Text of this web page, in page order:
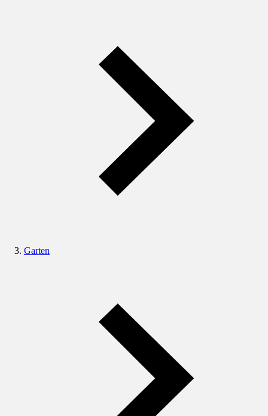
Garten